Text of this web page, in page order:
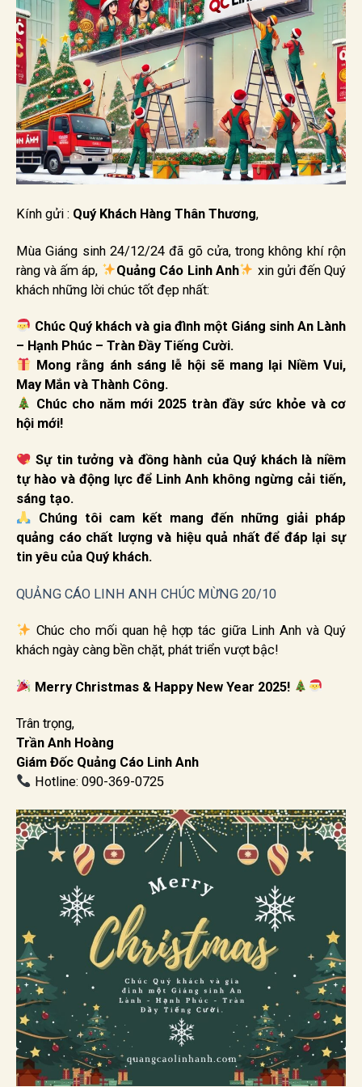
Kính gửi : Quý Khách Hàng Thân Thương,
Mùa Giáng sinh 24/12/24 đã gõ cửa, trong không khí rộn
ràng và ấm áp,
Quảng Cáo Linh Anh
xin gửi đến Quý
khách những lời chúc tốt đẹp nhất:
Chúc Quý khách và gia đình một Giáng sinh An Lành
– Hạnh Phúc – Tràn Đầy Tiếng Cười.
Mong rằng ánh sáng lễ hội sẽ mang lại Niềm Vui,
May Mắn và Thành Công.
Chúc cho năm mới 2025 tràn đầy sức khỏe và cơ
hội mới!
Sự tin tưởng và đồng hành của Quý khách là niềm
tự hào và động lực để Linh Anh không ngừng cải tiến,
sáng tạo.
Chúng tôi cam kết mang đến những giải pháp
quảng cáo chất lượng và hiệu quả nhất để đáp lại sự
tin yêu của Quý khách.
QUẢNG CÁO LINH ANH CHÚC MỪNG 20/10
Chúc cho mối quan hệ hợp tác giữa Linh Anh và Quý
khách ngày càng bền chặt, phát triển vượt bậc!
Merry Christmas & Happy New Year 2025!
Trân trọng,
Trần Anh Hoàng
Giám Đốc Quảng Cáo Linh Anh
Hotline: 090-369-0725